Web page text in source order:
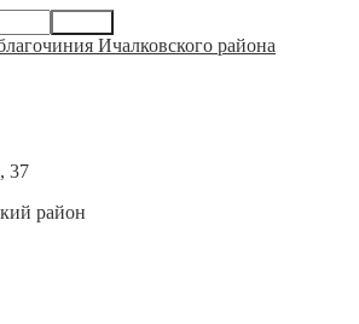
Ичалковского района
37
район